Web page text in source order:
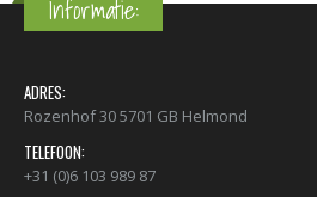
Informatie:
ADRES:
Rozenhof 30 5701 GB Helmond
TELEFOON:
+31 (0)6 103 989 87